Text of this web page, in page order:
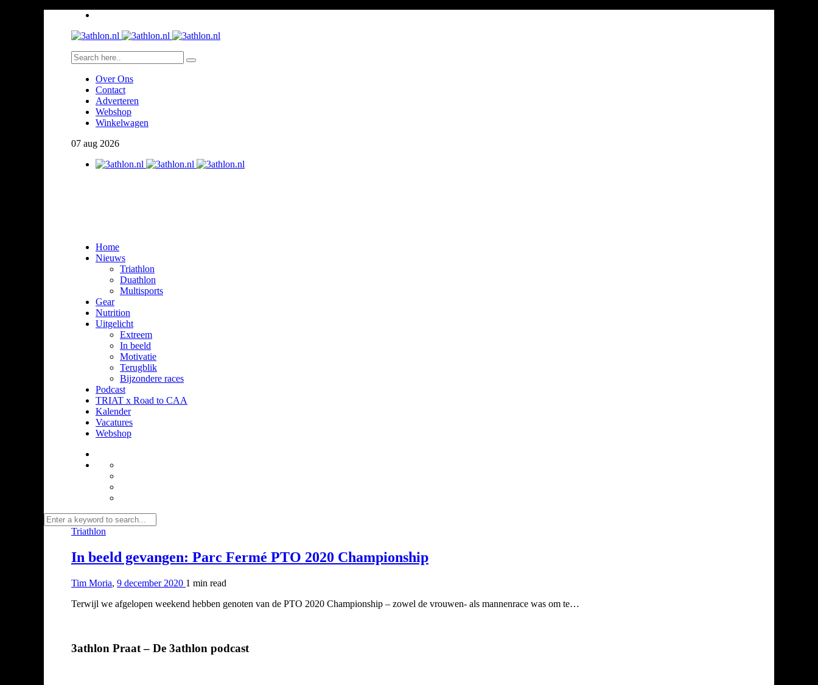
Over Ons
Contact
Adverteren
Webshop
Winkelwagen
07 aug 2026
Home
Nieuws
Triathlon
Duathlon
Multisports
Gear
Nutrition
Uitgelicht
Extreem
In beeld
Motivatie
Terugblik
Bijzondere races
Podcast
TRIAT x Road to CAA
Kalender
Vacatures
Webshop
Triathlon
In beeld gevangen: Parc Fermé PTO 2020 Championship
Tim Moria, 9 december 2020 1 min read
Terwijl we afgelopen weekend hebben genoten van de PTO 2020 Championship – zowel de vrouwen- als mannenrace was om te…
3athlon Praat – De 3athlon podcast